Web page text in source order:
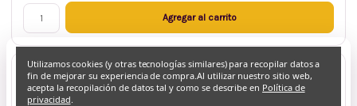
Agregar al carrito
Utilizamos cookies (y otras tecnologías similares) para recopilar datos a
fin de mejorar su experiencia de compra.Al utilizar nuestro sitio web,
acepta la recopilación de datos tal y como se describe en Política de
privacidad.